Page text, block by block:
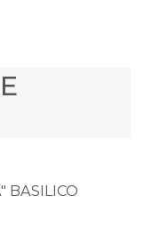
BASILICO